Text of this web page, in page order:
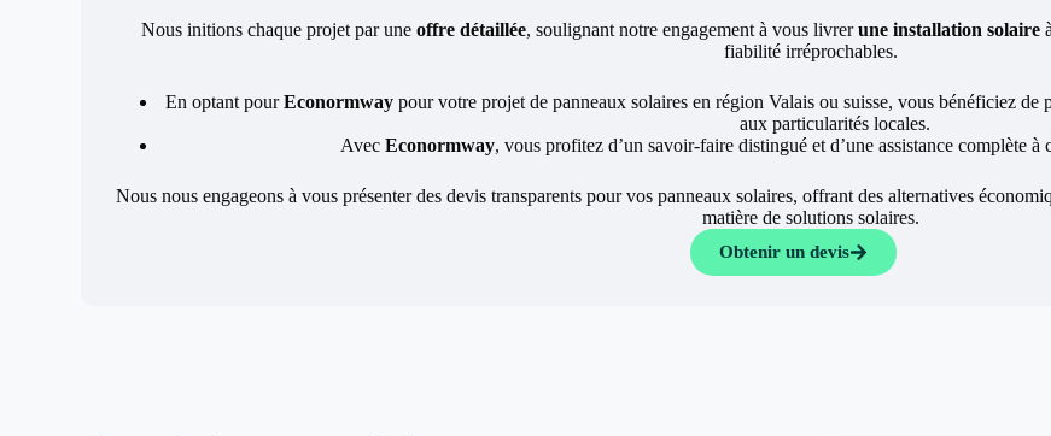
Nous initions chaque projet par une offre détaillée, soulignant notre engagement à vous livrerune installation solaire
fiabilité irréprochables.
En optant pourEconormway pour votre projet de panneaux solaires en région Valais ou suisse, vous bénéficiez de
aux particularités locales.
Avec Econormway, vous profitez d’un savoir-faire distingué et d’une assistance complète à
Nous nous engageons à vous présenter des devis transparents pour vos panneaux solaires, offrant des alternatives
matière de solutions solaires.
Obtenir un devis